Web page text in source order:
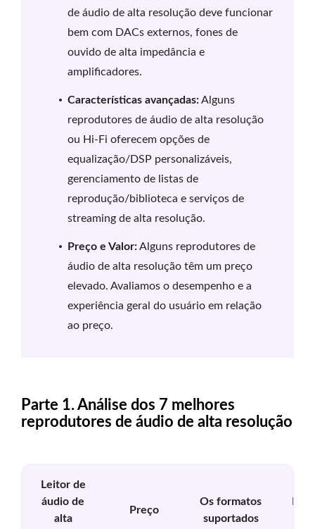
de áudio de alta resolução deve funcionar
bem com DACs externos, fones de
ouvido de alta impedância e
amplificadores.
Características avançadas:Alguns
reprodutores de áudio de alta resolução
ou Hi-Fi oferecem opções de
equalização/DSP personalizáveis,
gerenciamento de listas de
reprodução/biblioteca e serviços de
streaming de alta resolução.
Preço e Valor:Alguns reprodutores de
áudio de alta resolução têm um preço
elevado. Avaliamos o desempenho e a
experiência geral do usuário em relação
ao preço.
Parte 1. Análise dos 7 melhores
reprodutores de áudio de alta resolução
Leitor de
áudio de
alta
Preço
Os formatos
suportados